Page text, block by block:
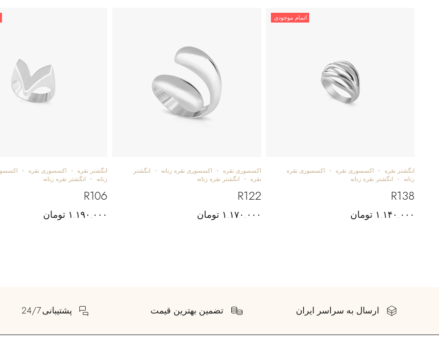
اتمام موجودی
انگشتر نقره اکسسوری نقره
اکسسوری نقره
زنانه
انگشتر نقره زنانه
R138
۱.۱۴۰.۰۰۰ تومان
اکسسوری نقره اکسسوری نقره زنانه
انگشتر
نقره
انگشتر نقره زنانه
R122
۱.۱۷۰.۰۰۰ تومان
انگشتر نقره اکسسوری نقره
زنانه
انگشتر نقره زنانه
R106
۱.۱۹۰.۰۰۰ تومان
ارسال به سراسر ایران تضمین بهترین قیمت پشتیبانی 24/7